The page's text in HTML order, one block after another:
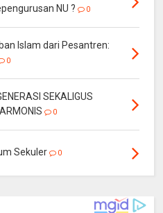
NU ?
0
Islam dari Pesantren:
0
SEKALIGUS
0
Sekuler 0